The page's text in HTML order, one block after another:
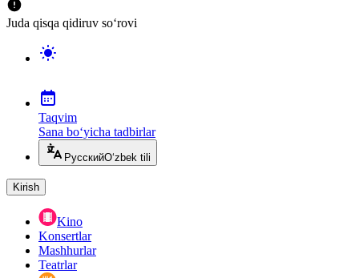
Juda qisqa qidiruv so‘rovi
Taqvim
Sana bo‘yicha tadbirlar
РусскийO‘zbek tili
Kirish
Kino
Konsertlar
Mashhurlar
Teatrlar